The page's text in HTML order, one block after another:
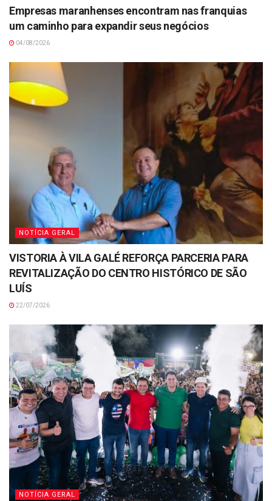
Empresas maranhenses encontram nas franquias
um caminho para expandir seus negócios
04/08/2026
NOTÍCIA GERAL
VISTORIA À VILA GALÉ REFORÇA PARCERIA PARA
REVITALIZAÇÃO DO CENTRO HISTÓRICO DE SÃO
LUÍS
22/07/2026
NOTÍCIA GERAL